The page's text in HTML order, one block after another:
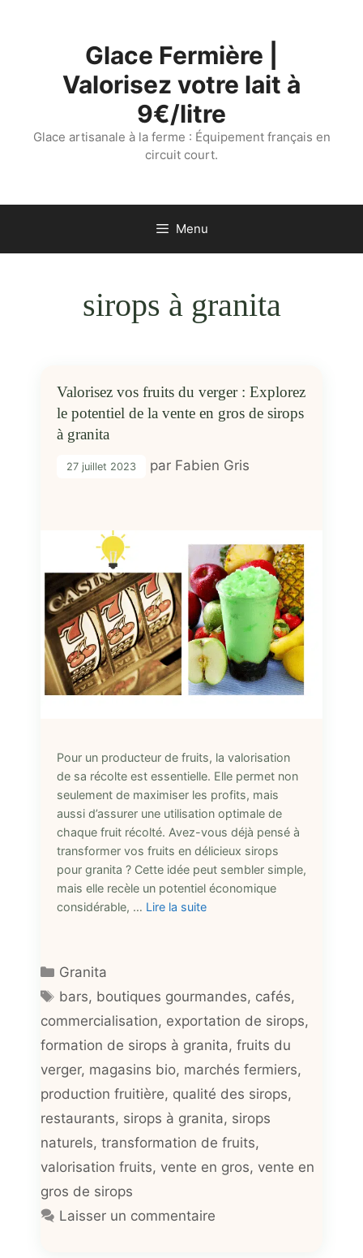
Glace Fermière |
Valorisez votre lait à
9€/litre
Glace artisanale à la ferme : Équipement français en
circuit court.
Menu
sirops à granita
Valorisez vos fruits du verger : Explorez
le potentiel de la vente en gros de sirops
à granita
27 juillet 2023 par Fabien Gris
Pour un producteur de fruits, la valorisation
de sa récolte est essentielle. Elle permet non
seulement de maximiser les profits, mais
aussi d’assurer une utilisation optimale de
chaque fruit récolté. Avez-vous déjà pensé à
transformer vos fruits en délicieux sirops
pour granita ? Cette idée peut sembler simple,
mais elle recèle un potentiel économique
considérable, … Lire la suite
Catégories
Granita
Étiquettes
bars, boutiques gourmandes, cafés,
commercialisation, exportation de sirops,
formation de sirops à granita, fruits du
verger, magasins bio, marchés fermiers,
production fruitière, qualité des sirops,
restaurants, sirops à granita, sirops
naturels, transformation de fruits,
valorisation fruits, vente en gros, vente en
gros de sirops
Laisser un commentaire